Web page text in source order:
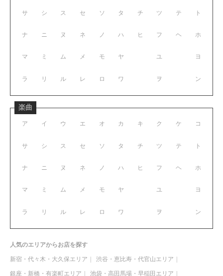
サ シ ス セ ソ
ナ ニ ヌ ネ ノ
マ ミ ム メ モ
ラ リ ル レ ロ
タ チ ツ テ ト
ハ ヒ フ ヘ ホ
ヤ ユ ヨ
ワ ヲ ン
楽曲
ア イ ウ エ オ
サ シ ス セ ソ
ナ ニ ヌ ネ ノ
マ ミ ム メ モ
ラ リ ル レ ロ
カ キ ク ケ コ
タ チ ツ テ ト
ハ ヒ フ ヘ ホ
ヤ ユ ヨ
ワ ヲ ン
人気のエリアからお店を探す
新宿・代々木・大久保エリア 渋谷・恵比寿・代官山エリア
銀座・新橋・有楽町エリア 池袋・高田馬場・早稲田エリア